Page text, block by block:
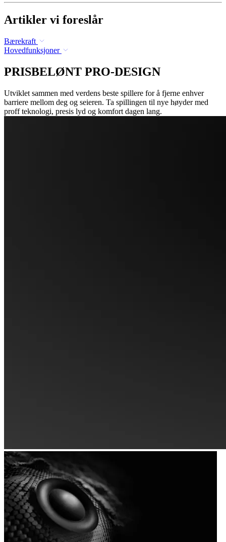
Artikler vi foreslår
Bærekraft
Hovedfunksjoner
PRISBELØNT PRO-DESIGN
Utviklet sammen med verdens beste spillere for å fjerne enhver
barriere mellom deg og seieren. Ta spillingen til nye høyder med
proff teknologi, presis lyd og komfort dagen lang.